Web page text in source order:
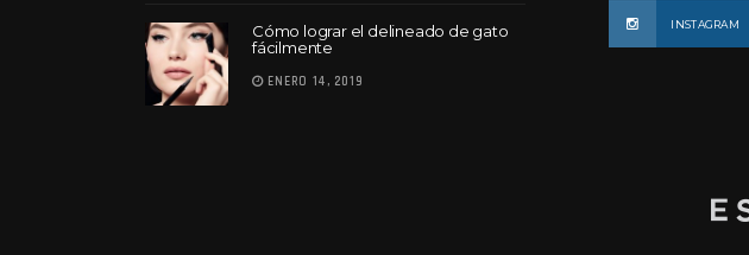
Cómo lograr el delineado de gato
fácilmente
ENERO 14, 2019
INSTAGRAM